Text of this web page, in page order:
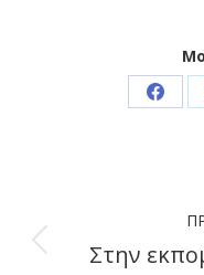
Share
navigation
Στην